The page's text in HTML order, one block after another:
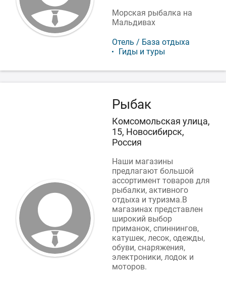
Морская рыбалка на
Мальдивах
Отель / База отдыха
Гиды и туры
Рыбак
Комсомольская улица,
15, Новосибирск,
Россия
Наши магазины
предлагают большой
ассортимент товаров для
рыбалки, активного
отдыха и туризма.В
магазинах представлен
широкий выбор
приманок, спиннингов,
катушек, лесок, одежды,
обуви, снаряжения,
электроники, лодок и
моторов.